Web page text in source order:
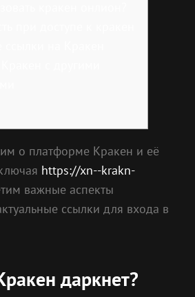
о платформе Кракен и её
https://xn--krakn-
важные аспекты
ссылки для входа в
даркнет?